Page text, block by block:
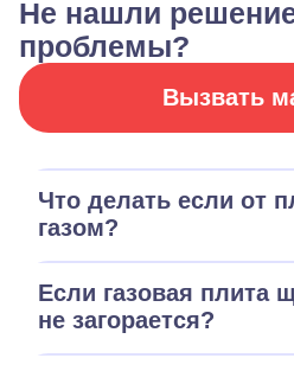
Не нашли
проблемы?
Вызвать
Что делать если от
газом?
Если газовая плита
не загорается?